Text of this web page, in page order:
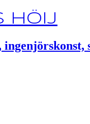
Höij